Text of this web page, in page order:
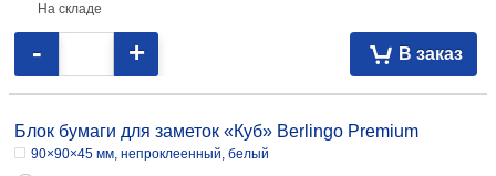
На складе
В заказ
- +
Блок бумаги для заметок «Куб» Berlingo Premium
90×90×45 мм, непроклеенный, белый